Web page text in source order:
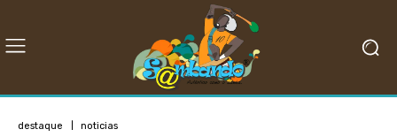
destaque noticias